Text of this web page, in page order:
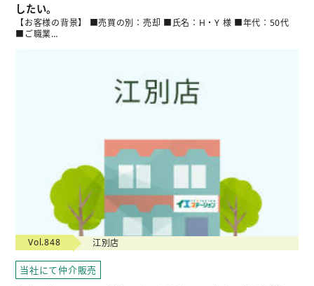
したい。
【お客様の背景】 ■売買の別：売却 ■氏名：H・Y 様 ■年代：50代
■ご職業…
Vol.848 江別店
当社にて仲介販売